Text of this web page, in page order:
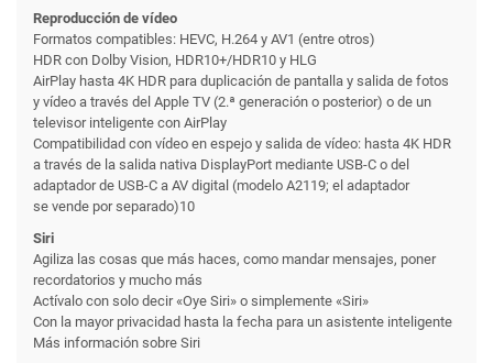
Reproducción de vídeo
Formatos compatibles: HEVC, H.264 y AV1 (entre otros)
HDR con Dolby Vision, HDR10+/HDR10 y HLG
AirPlay hasta 4K HDR para duplicación de pantalla y salida de fotos
y vídeo a través del Apple TV (2.ª generación o posterior) o de un
televisor inteligente con AirPlay
Compati­bilidad con vídeo en espejo y salida de vídeo: hasta 4K HDR
a través de la salida nativa DisplayPort mediante USB-C o del
adaptador de USB-C a AV digital (modelo A2119; el adaptador
se vende por separado)10
Siri
Agiliza las cosas que más haces, como mandar mensajes, poner
recordatorios y mucho más
Actívalo con solo decir «Oye Siri» o simplemente «Siri»
Con la mayor privacidad hasta la fecha para un asistente inteligente
Más información sobre Siri